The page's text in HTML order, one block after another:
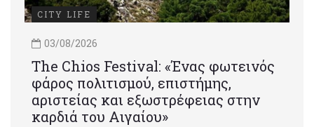
CITY LIFE
03/08/2026
Τhe Chios Festival: «Ένας φωτεινός
φάρος πολιτισμού, επιστήμης,
αριστείας και εξωστρέφειας στην
καρδιά του Αιγαίου»